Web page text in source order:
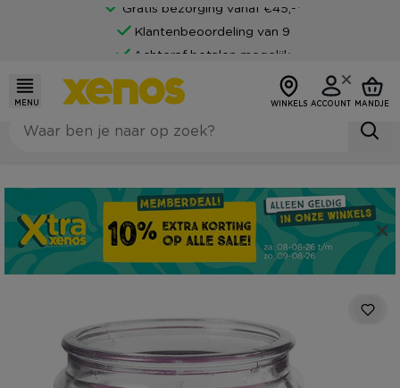
Gratis bezorging vanaf €45,-*
Klantenbeoordeling van 9
Achteraf betalen mogelijk
MENU WINKELS ACCOUNT MANDJE